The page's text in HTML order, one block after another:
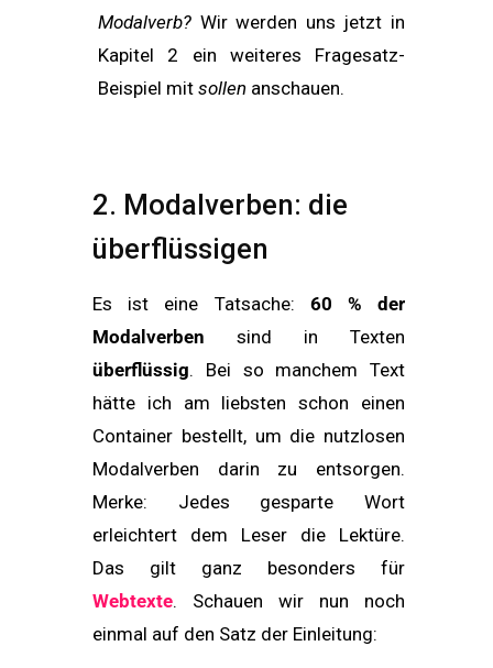
Modalverb? Wir werden uns jetzt in
Kapitel 2 ein weiteres Fragesatz-
Beispiel mit sollen anschauen.
2. Modalverben: die
überflüssigen
Es ist eine Tatsache: 60 % der
Modalverben sind in Texten
überflüssig. Bei so manchem Text
hätte ich am liebsten schon einen
Container bestellt, um die nutzlosen
Modalverben darin zu entsorgen.
Merke: Jedes gesparte Wort
erleichtert dem Leser die Lektüre.
Das gilt ganz besonders für
Webtexte. Schauen wir nun noch
einmal auf den Satz der Einleitung: